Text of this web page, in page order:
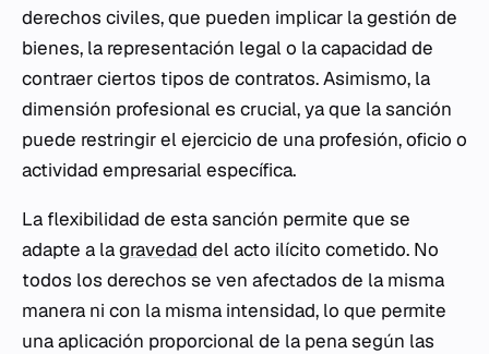
derechos civiles, que pueden implicar la gestión de
bienes, la representación legal o la capacidad de
contraer ciertos tipos de contratos. Asimismo, la
dimensión profesional es crucial, ya que la sanción
puede restringir el ejercicio de una profesión, oficio o
actividad empresarial específica.
La flexibilidad de esta sanción permite que se
adapte a lagravedad del acto ilícito cometido. No
todos los derechos se ven afectados de la misma
manera ni con la misma intensidad, lo que permite
una aplicación proporcional de la pena según las